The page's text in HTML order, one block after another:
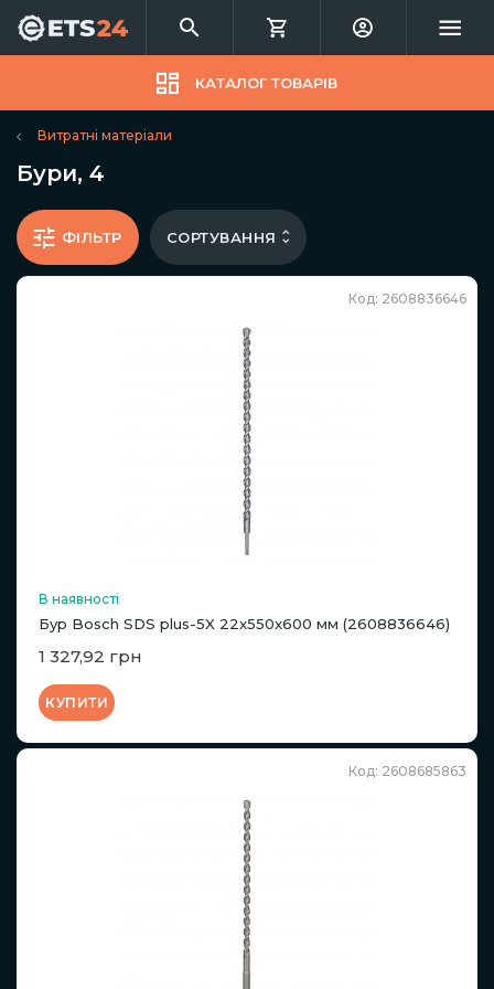
КАТАЛОГ ТОВАРІВ
Витратні матеріали
Бури, 4
ФІЛЬТР СОРТУВАННЯ
Код: 2608836646
В наявності
Бур Bosch SDS plus-5X 22x550x600 мм (2608836646)
1 327,92 грн
КУПИТИ
Код: 2608685863